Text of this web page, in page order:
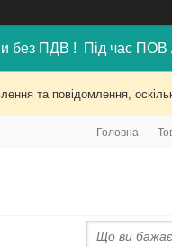
без ПДВ ! Під час
та повідомлення,
Головна